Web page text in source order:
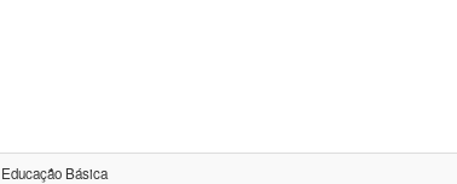
Educação Básica